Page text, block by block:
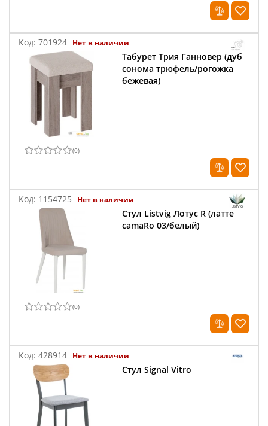
Код: 701924 Нет в наличии
Табурет Трия Ганновер (дуб
сонома трюфель/рогожка
бежевая)
(0)
Код: 1154725 Нет в наличии
Стул Listvig Лотус R (латте
camaRo 03/белый)
(0)
Код: 428914 Нет в наличии
Стул Signal Vitro